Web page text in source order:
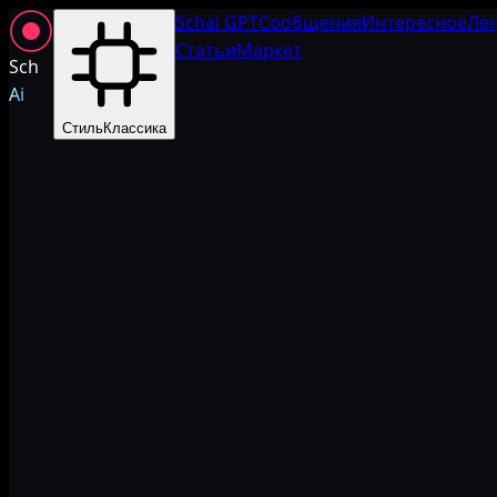
Sch
Ai
СтильКлассика
Schai GPTСообщенияИнтересное
СтатьиМаркет